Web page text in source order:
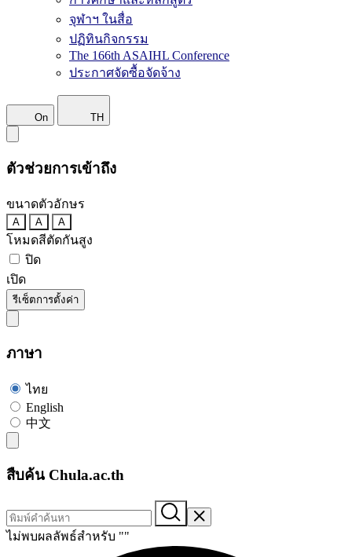
จุฬาฯ ในสื่อ
ปฏิทินกิจกรรม
The 166th ASAIHL Conference
ประกาศจัดซื้อจัดจ้าง
On TH
ตัวช่วยการเข้าถึง
ขนาดตัวอักษร
A A A
โหมดสีตัดกันสูง
ปิด
เปิด
รีเซ็ตการตั้งค่า
ภาษา
ไทย
English
中文
สืบค้น Chula.ac.th
ไม่พบผลลัพธ์สำหรับ ""